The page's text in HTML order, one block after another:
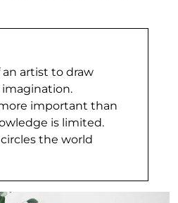
artist to draw
important than
is limited.
the world